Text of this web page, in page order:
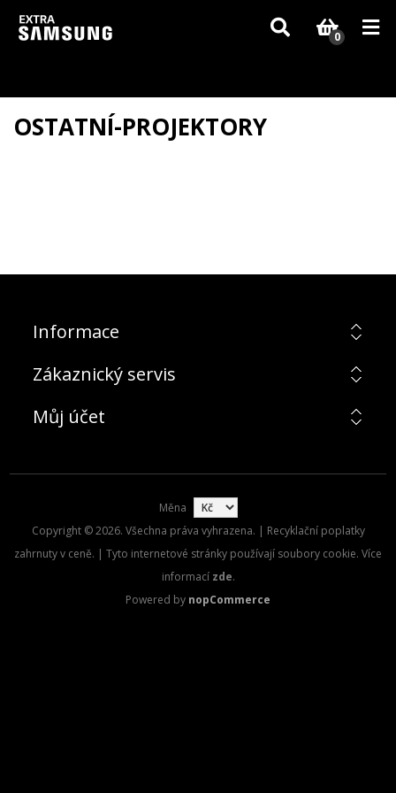
Vzhledem k aktuální situaci se může dodání dílů, které nejsou skladem,
zpozdit. Děkujeme za pochopení.
0
OSTATNÍ-PROJEKTORY
Informace
Zákaznický servis
Můj účet
Měna
Copyright © 2026. Všechna práva vyhrazena. | Recyklační poplatky
zahrnuty v ceně. | Tyto internetové stránky používají soubory cookie. Více
informací zde.
Powered by nopCommerce